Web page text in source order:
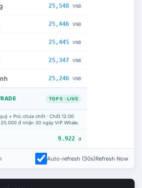
25,548 VNĐ
25,446 VNĐ
25,445 VNĐ
25,347 VNĐ
25,246 VNĐ
TOP 5 · LIVE
+ PnL chưa chốt · Chốt 12:00
đ nhận 30 ngày VIP Whale.
9.922 đ
Auto-refresh (30s)Refresh Now